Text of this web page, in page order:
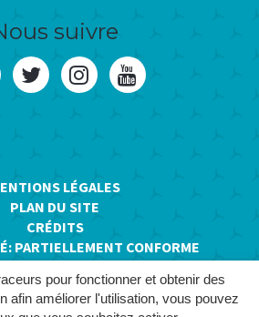
pour fonctionner et obtenir des
afin améliorer l'utilisation, vous pouvez
suivre
Lien
compte
Twitter
Lien
compte
Instagram
Lien
LÉGALES
PLAN DU SITE
CRÉDITS
PARTIELLEMENT CONFORME